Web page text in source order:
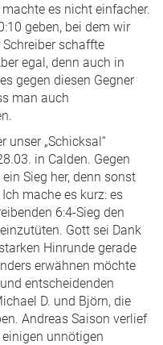
es nicht einfacher.
geben, bei dem wir
schaffte
egal, denn auch in
gegen diesen Gegner
man auch
unser „Schicksal“
in Calden. Gegen
Sieg her, denn sonst
mache es kurz: es
6:4-Sieg den
Gott sei Dank
Hinrunde gerade
erwähnen möchte
entscheidenden
D. und Björn, die
Andreas Saison verlief
unnötigen